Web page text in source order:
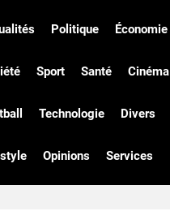
Politique Économie
Sport Santé Cinéma
Technologie Divers
Opinions Services